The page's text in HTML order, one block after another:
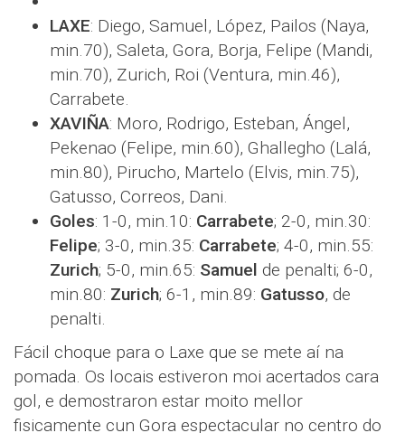
LAXE: Diego, Samuel, López, Pailos (Naya,
min.70), Saleta, Gora, Borja, Felipe (Mandi,
min.70), Zurich, Roi (Ventura, min.46),
Carrabete.
XAVIÑA: Moro, Rodrigo, Esteban, Ángel,
Pekenao (Felipe, min.60), Ghallegho (Lalá,
min.80), Pirucho, Martelo (Elvis, min.75),
Gatusso, Correos, Dani.
Goles: 1-0, min.10: Carrabete; 2-0, min.30:
Felipe; 3-0, min.35: Carrabete; 4-0, min.55:
Zurich; 5-0, min.65: Samuel de penalti; 6-0,
min.80: Zurich; 6-1, min.89: Gatusso, de
penalti.
Fácil choque para o Laxe que se mete aí na
pomada. Os locais estiveron moi acertados cara
gol, e demostraron estar moito mellor
fisicamente cun Gora espectacular no centro do